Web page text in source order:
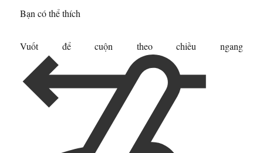
Bạn có thể thích
Vuốt để cuộn theo chiều ngang